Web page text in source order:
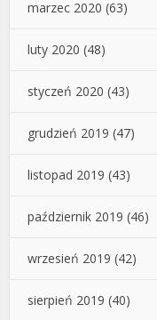
marzec 2020 (63)
luty 2020 (48)
styczeń 2020 (43)
grudzień 2019 (47)
listopad 2019 (43)
październik 2019 (46)
wrzesień 2019 (42)
sierpień 2019 (40)